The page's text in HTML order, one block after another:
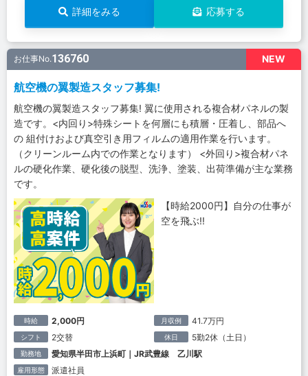
詳細をみる 応募する
NEW
お仕事No.136760
航空機の翼製造スタッフ募集!
航空機の翼製造スタッフ募集! 翼に使用される複合材パネルの製
造です。<内回り>特殊シートを何層にも積層・圧着し、部品へ
の 組付けおよび真空引き用フィルムの適用作業を行います。
（クリーンルーム内での作業となります） <外回り>複合材パネ
ルの硬化作業、硬化後の脱型、洗浄、塗装、出荷準備が主な業務
です。
【時給2000円】自分の仕事が
空を飛ぶ!!
時給 2,000円 月収例 41.7万円
シフト 2交替 休日 5勤2休（土日）
勤務地 愛知県半田市上浜町｜JR武豊線 乙川駅
雇用形態 派遣社員